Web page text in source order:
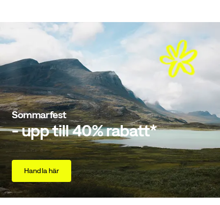
Sommarfest
- upp till 40% rabatt*
Handla här